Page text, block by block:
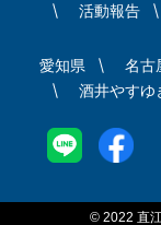
活動報告
愛知県 名古
酒井やすゆ
© 2022 直